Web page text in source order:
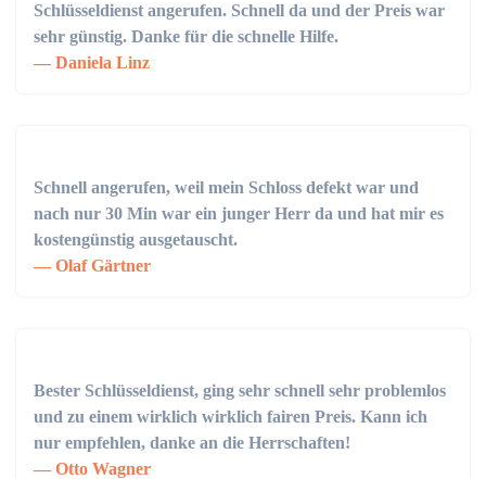
Schlüsseldienst angerufen. Schnell da und der Preis war
sehr günstig. Danke für die schnelle Hilfe.
Daniela Linz
Schnell angerufen, weil mein Schloss defekt war und
nach nur 30 Min war ein junger Herr da und hat mir es
kostengünstig ausgetauscht.
Olaf Gärtner
Bester Schlüsseldienst, ging sehr schnell sehr problemlos
und zu einem wirklich wirklich fairen Preis. Kann ich
nur empfehlen, danke an die Herrschaften!
Otto Wagner